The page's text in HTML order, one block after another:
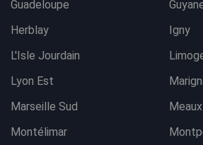
Guadeloupe
Herblay
Igny
L'Isle Jourdain
Lyon Est
Marseille Sud
Meaux
Montélimar